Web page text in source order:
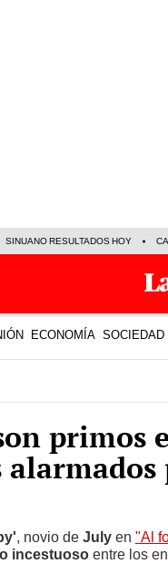
SINUANO RESULTADOS HOY
ECONOMÍA SOCIEDAD
primos
, novio de July en "Al
incestuoso entre los